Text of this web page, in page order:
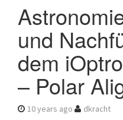
und
dem
– Polar
10 years ago dkracht